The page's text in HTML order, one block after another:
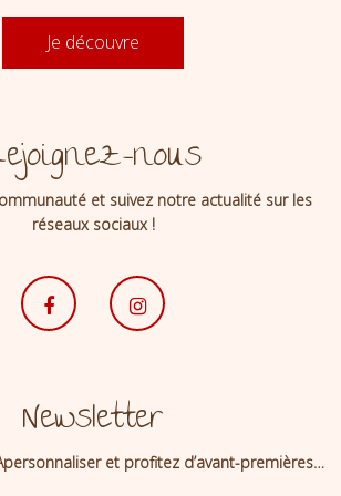
Je découvre
nous
et suivez notre actualité sur les
réseaux sociaux !
Newsletter
et profitez d’avant-premières…